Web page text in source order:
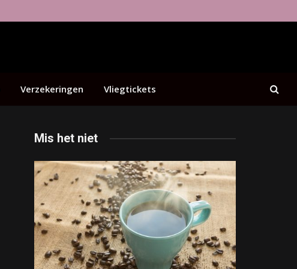
Verzekeringen Vliegtickets
Mis het niet